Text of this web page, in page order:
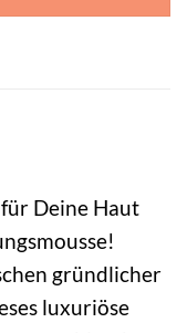
Deine Haut
gründlicher
luxuriöse